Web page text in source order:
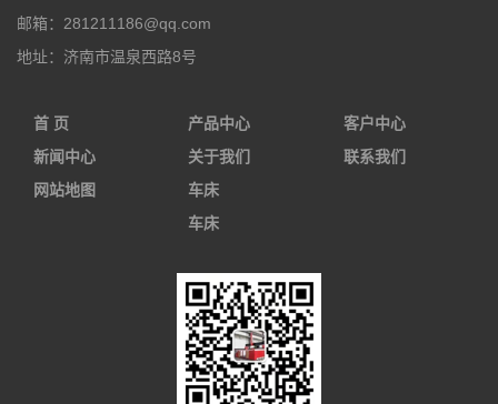
邮箱： 281211186@qq.com
地址： 济南市温泉西路8号
首 页 产品中心
客户中心
新闻中心
关于我们
联系我们
网站地图
车床
车床